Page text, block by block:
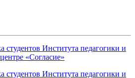
студентов Института педагогики и
«Согласие»
студентов Института педагогики и